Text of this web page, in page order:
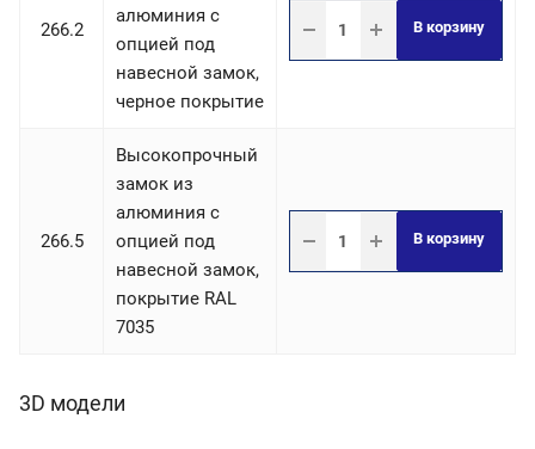
266.2
алюминия с
опцией под
навесной замок,
черное покрытие
В корзину
266.5
Высокопрочный
замок из
алюминия с
опцией под
навесной замок,
покрытие RAL
7035
В корзину
3D модели